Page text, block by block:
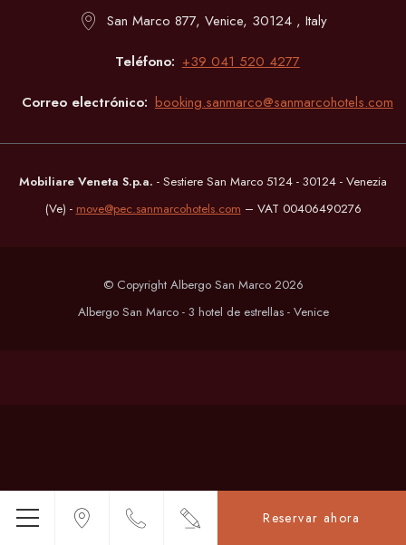
Menú
Reservar ahora
San Marco 877, Venice, 30124 , Italy
Teléfono +39 041 520 4277
Correo electrónico booking.sanmarco@sanmarcohotels.com
Mobiliare Veneta S.p.a. - Sestiere San Marco 5124 - 30124 - Venezia
(Ve) - move@pec.sanmarcohotels.com – VAT 00406490276
© Copyright Albergo San Marco 2026
Albergo San Marco - 3 hotel de estrellas - Venice